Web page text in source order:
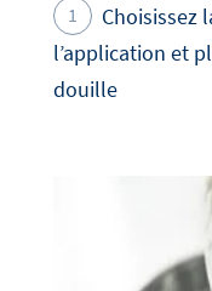
Choisissez
l’application et
douille